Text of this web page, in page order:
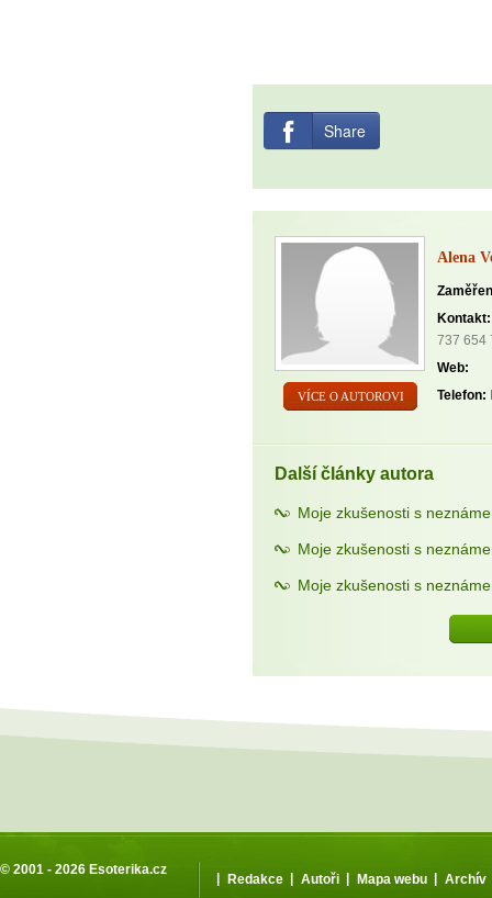
Share
VÍCE O AUTOROVI
Alena
Kontakt:
737 654
Web:
Telefon:
Další články autora
Moje zkušenosti s
Moje zkušenosti s
Moje zkušenosti s
© 2001 - 2026 Esoterika.cz
| Redakce | Autoři | Mapa webu | Archív